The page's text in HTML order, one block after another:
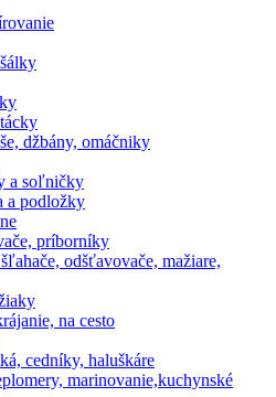
džbány, omáčniky
a soľničky
a podložky
príborníky
odšťavovače, mažiare,
na cesto
cedníky, haluškáre
marinovanie,kuchynské